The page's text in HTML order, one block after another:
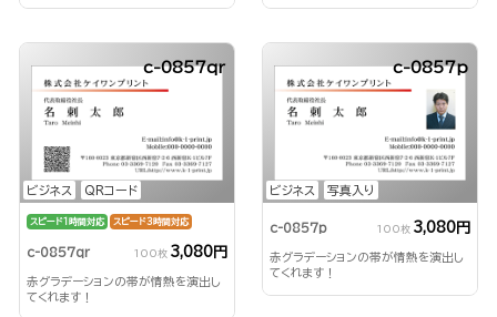
ビジネス QRコード
c-0857qr
スピード1時間対応 スピード3時間対応
c-0857qr 100枚 3,080円
赤グラデーションの帯が情熱を演出し
てくれます！
ビジネス 写真入り
c-0857p
c-0857p 100枚 3,080円
赤グラデーションの帯が情熱を演出し
てくれます！